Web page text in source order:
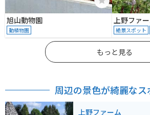
旭山動物園
動植物園
上野ファ
絶景スポット
もっと見る
周辺の景色が綺麗なス
上野ファーム